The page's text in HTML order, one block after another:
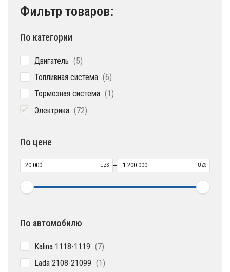
Фильтр товаров:
По категории
Двигатель 55
Топливная система 66
Тормозная система 1 1
Электрика 7272
По цене
UZS – UZS
По автомобилю
Kalina 1118-1119 77
Lada 2108-21099 1 1